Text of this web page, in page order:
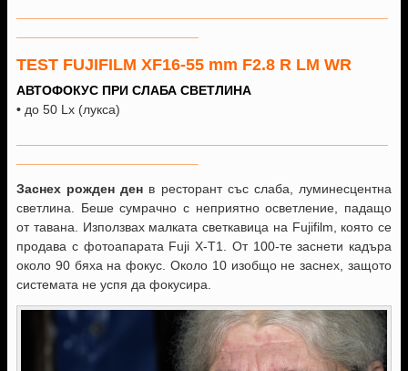
TEST FUJIFILM XF16-55 mm F2.8 R LM WR
АВТОФОКУС ПРИ СЛАБА СВЕТЛИНА
• до 50 Lx (лукса)
Заснех рожден ден в ресторант със слаба, луминесцентна
светлина. Беше сумрачно с неприятно осветление, падащо
от тавана. Използвах малката светкавица на Fujifilm, която се
продава с фотоапарата Fuji X-T1. От 100-те заснети кадъра
около 90 бяха на фокус. Около 10 изобщо не заснех, защото
системата не успя да фокусира.